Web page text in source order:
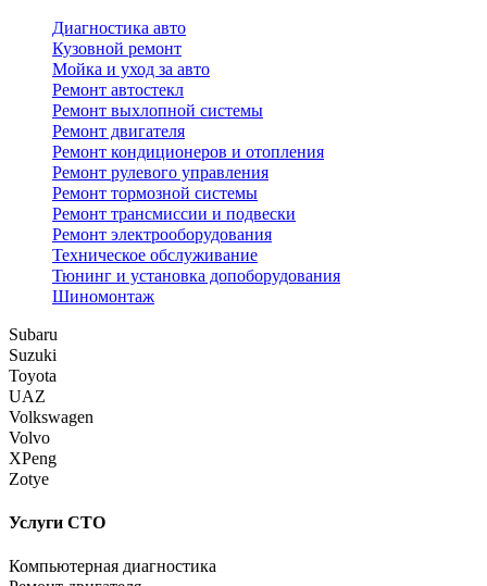
Диагностика авто
Кузовной ремонт
Мойка и уход за авто
Ремонт автостекл
Ремонт выхлопной системы
Ремонт двигателя
Ремонт кондиционеров и отопления
Ремонт рулевого управления
Ремонт тормозной системы
Ремонт трансмиссии и подвески
Ремонт электрооборудования
Техническое обслуживание
Тюнинг и установка допоборудования
Шиномонтаж
Subaru
Suzuki
Toyota
UAZ
Volkswagen
Volvo
XPeng
Zotye
Услуги СТО
Компьютерная диагностика